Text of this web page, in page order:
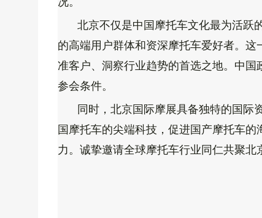
北京不仅是中国摩托车文化最为活跃
的高端用户群体和资深摩托车爱好者。这
准客户、洞察行业趋势的首选之地。中国
参会条件。
同时，北京国际摩展具备独特的国际
国摩托车的尖端科技，促进国 产摩托车的
力。 诚挚邀请全球摩托车行业同仁共聚北